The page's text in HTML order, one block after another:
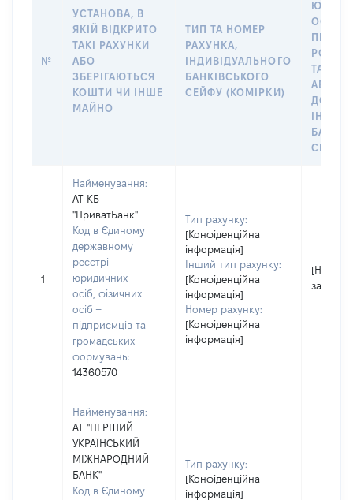
№
УСТАНОВА, В
ЯКІЙ ВІДКРИТО
ТАКІ РАХУНКИ
АБО
ЗБЕРІГАЮТЬСЯ
КОШТИ ЧИ ІНШЕ
МАЙНО
ТИП ТА НОМЕР
РАХУНКА,
ІНДИВІДУАЛЬНОГО
БАНКІВСЬКОГО
СЕЙФУ (КОМІРКИ)
ПРАВО
ТАКИМ
АБО
ДО
СЕЙФУ
1
Найменування:
АТ КБ
"ПриватБанк"
Код в Єдиному
державному
реєстрі
юридичних
осіб, фізичних
осіб –
підприємців та
громадських
формувань:
14360570
Тип рахунку:
[Конфіденційна
інформація]
Інший тип рахунку:
[Конфіденційна
інформація]
Номер рахунку:
[Конфіденційна
інформація]
[Не
Найменування:
АТ "ПЕРШИЙ
УКРАЇНСЬКИЙ
МІЖНАРОДНИЙ
БАНК"
Код в Єдиному
Тип рахунку:
[Конфіденційна
інформація]